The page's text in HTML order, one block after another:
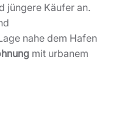
jüngere Käufer an.
nahe dem Hafen
mit urbanem